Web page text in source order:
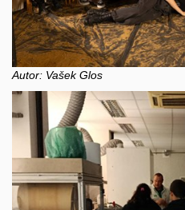
Autor: Vašek Glos